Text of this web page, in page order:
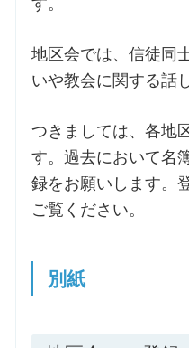
地区会では、信徒同
いや教会に関する話
つきましては、各地
す。過去において名
録をお願いします。
ご覧ください。
別紙